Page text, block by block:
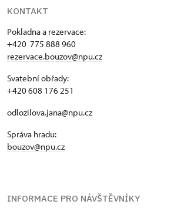
KONTAKT
Pokladna a rezervace:
+420 775 888 960
rezervace.bouzov@npu.cz
Svatební obřady:
+420 608 176 251
odlozilova.jana@npu.cz
Správa hradu:
bouzov@npu.cz
INFORMACE PRO NÁVŠTĚVNÍKY